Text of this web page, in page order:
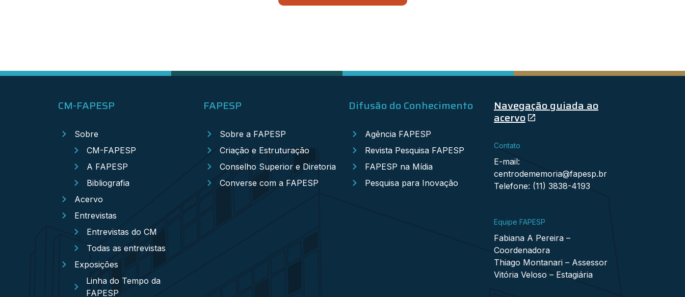
CM-FAPESP
Sobre
CM-FAPESP
A FAPESP
Bibliografia
Acervo
Entrevistas
Entrevistas do CM
Todas as entrevistas
Exposições
Linha do Tempo da
FAPESP
FAPESP
Sobre a FAPESP
Criação e Estruturação
Conselho Superior e Diretoria
Converse com a FAPESP
Difusão do Conhecimento
Agência FAPESP
Revista Pesquisa FAPESP
FAPESP na Mídia
Pesquisa para Inovação
Navegação guiada ao
acervo
Contato
E-mail:
centrodememoria@fapesp.br
Telefone: (11) 3838-4193
Equipe FAPESP
Fabiana A Pereira –
Coordenadora
Thiago Montanari – Assessor
Vitória Veloso – Estagiária